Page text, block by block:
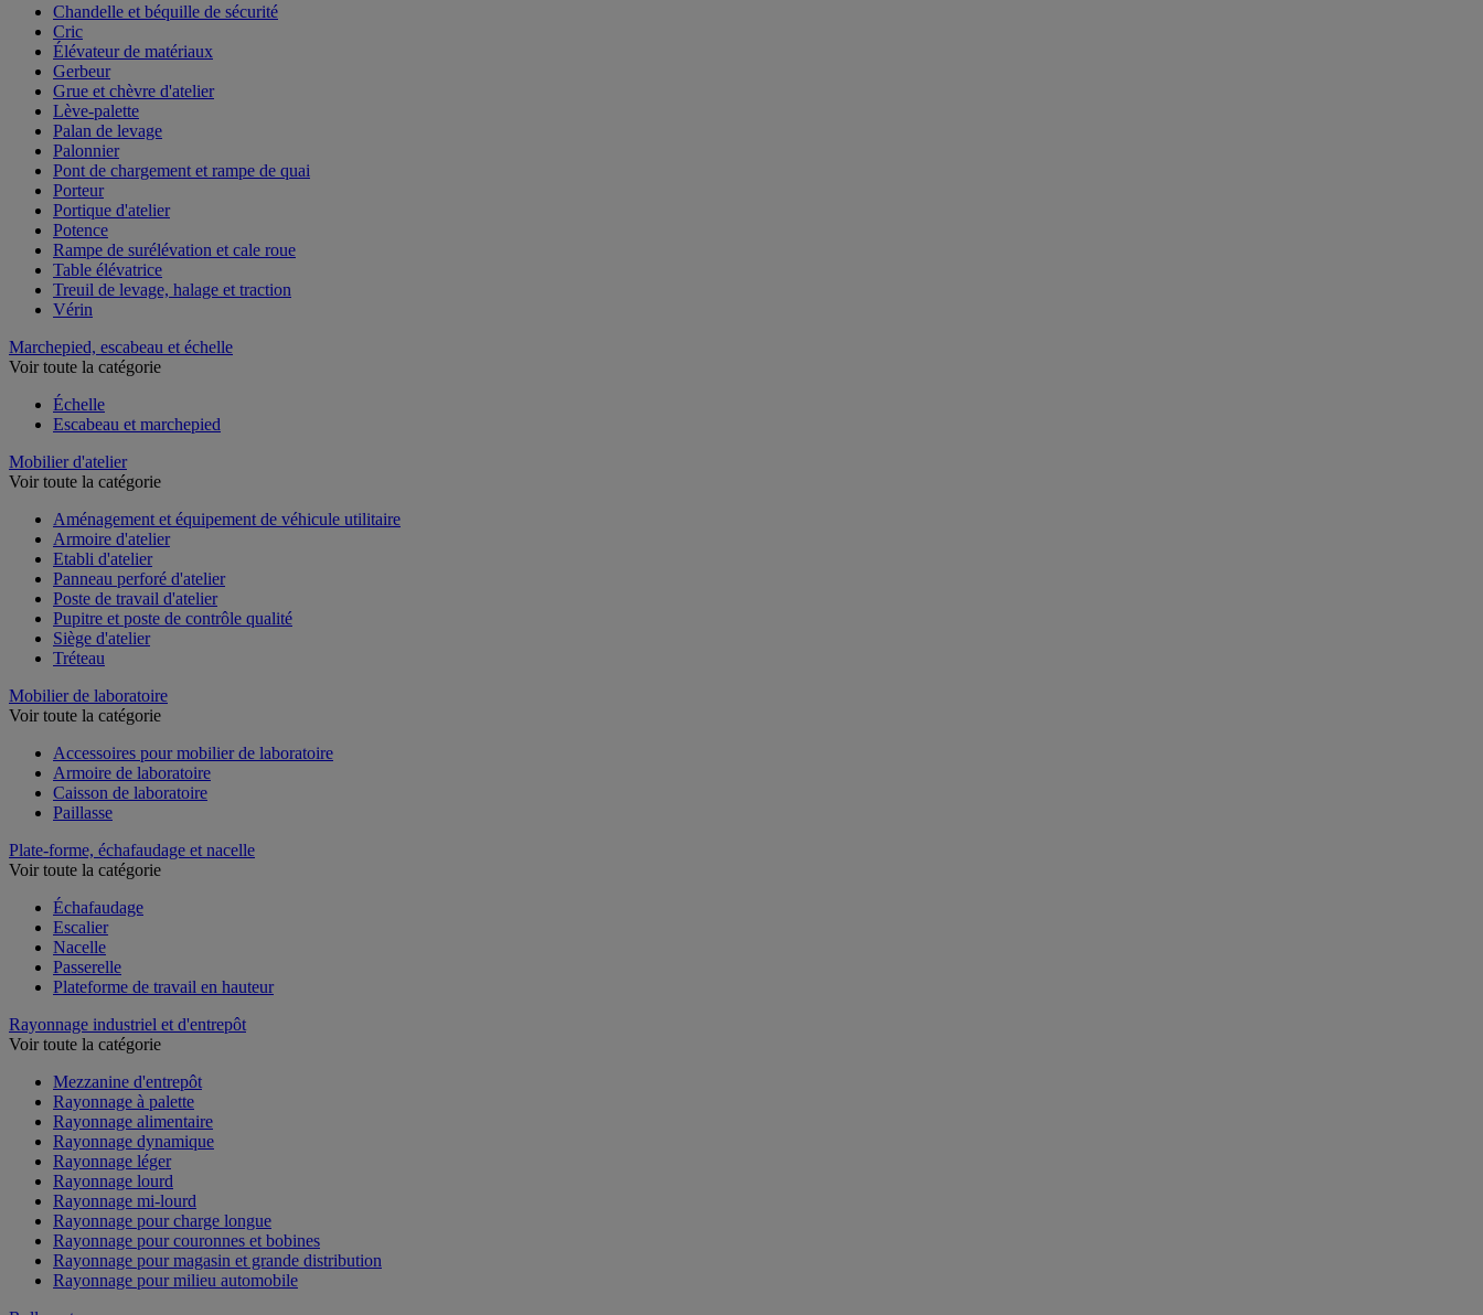
Chandelle et béquille de sécurité
Cric
Élévateur de matériaux
Gerbeur
Grue et chèvre d'atelier
Lève-palette
Palan de levage
Palonnier
Pont de chargement et rampe de quai
Porteur
Portique d'atelier
Potence
Rampe de surélévation et cale roue
Table élévatrice
Treuil de levage, halage et traction
Vérin
Marchepied, escabeau et échelle
Voir toute la catégorie
Échelle
Escabeau et marchepied
Mobilier d'atelier
Voir toute la catégorie
Aménagement et équipement de véhicule utilitaire
Armoire d'atelier
Etabli d'atelier
Panneau perforé d'atelier
Poste de travail d'atelier
Pupitre et poste de contrôle qualité
Siège d'atelier
Tréteau
Mobilier de laboratoire
Voir toute la catégorie
Accessoires pour mobilier de laboratoire
Armoire de laboratoire
Caisson de laboratoire
Paillasse
Plate-forme, échafaudage et nacelle
Voir toute la catégorie
Échafaudage
Escalier
Nacelle
Passerelle
Plateforme de travail en hauteur
Rayonnage industriel et d'entrepôt
Voir toute la catégorie
Mezzanine d'entrepôt
Rayonnage à palette
Rayonnage alimentaire
Rayonnage dynamique
Rayonnage léger
Rayonnage lourd
Rayonnage mi-lourd
Rayonnage pour charge longue
Rayonnage pour couronnes et bobines
Rayonnage pour magasin et grande distribution
Rayonnage pour milieu automobile